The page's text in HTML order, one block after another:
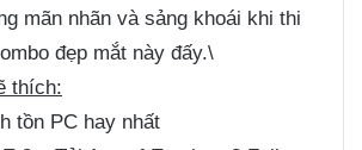
mãn nhãn và sảng khoái khi thi
đẹp mắt này đấy.\
thích:
tồn PC hay nhất